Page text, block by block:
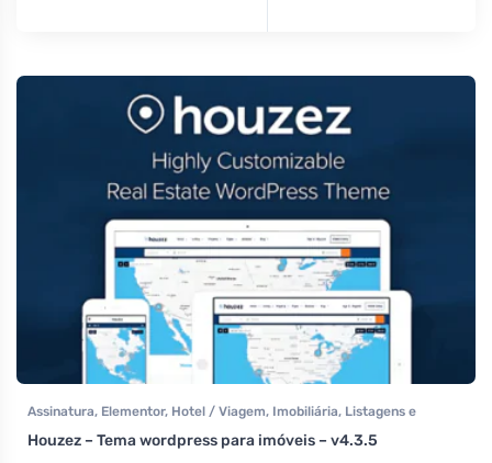
Assinatura, Elementor, Hotel / Viagem, Imobiliária, Listagens e
Temas Themeforest
Woocommerce
Houzez – Tema wordpress para imóveis – v4.3.5